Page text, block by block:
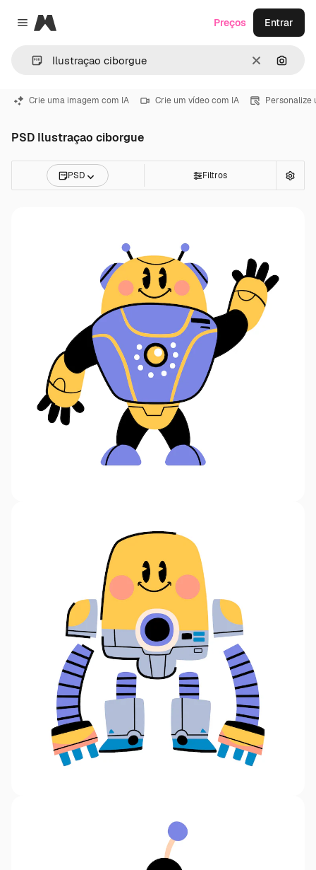
Close menu
Magnific
Limpar
Preços Entrar
Crie uma imagem com IA Crie um vídeo com IA Personalize
PSD Ilustraçao ciborgue
PSD Filtros